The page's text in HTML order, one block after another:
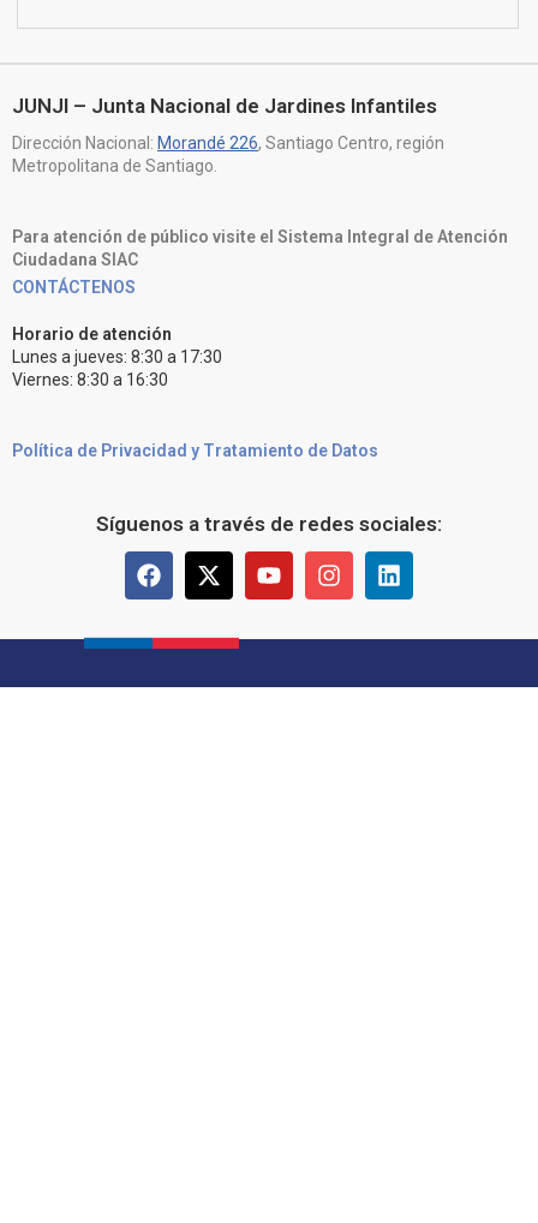
JUNJI – Junta Nacional de Jardines Infantiles
Dirección Nacional: Morandé 226, Santiago Centro, región
Metropolitana de Santiago.
Para atención de público visite el Sistema Integral de Atención
Ciudadana SIAC
CONTÁCTENOS
Horario de atención
Lunes a jueves: 8:30 a 17:30
Viernes: 8:30 a 16:30
Política de Privacidad y Tratamiento de Datos
Síguenos a través de redes sociales: